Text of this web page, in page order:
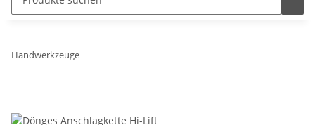
Handwerkzeuge